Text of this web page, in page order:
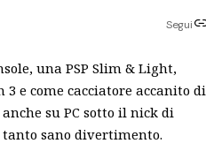
Segui
una PSP Slim & Light,
e come cacciatore accanito di
su PC sotto il nick di
sano divertimento.